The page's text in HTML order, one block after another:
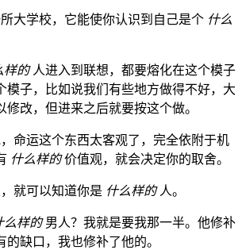
所大学校，它能使你认识到自己是个 什么
样的 人进入到联想，都要熔化在这个模子
模子，比如说我们有些地方做得不好，大
修改，但进来之后就要按这个做。
，命运这个东西太客观了，完全依附于机
什么样的价值观，就会决定你的取舍。
，就可以知道你是 什么样的 人。
么样的男人？我就是要我那一半。他修补
的缺口，我也修补了他的。